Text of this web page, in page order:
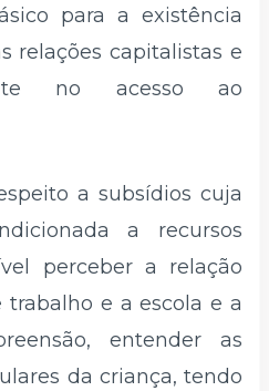
para a existência
relações capitalistas e
no acesso ao
a subsídios cuja
a recursos
perceber a relação
e a escola e a
entender as
da criança, tendo